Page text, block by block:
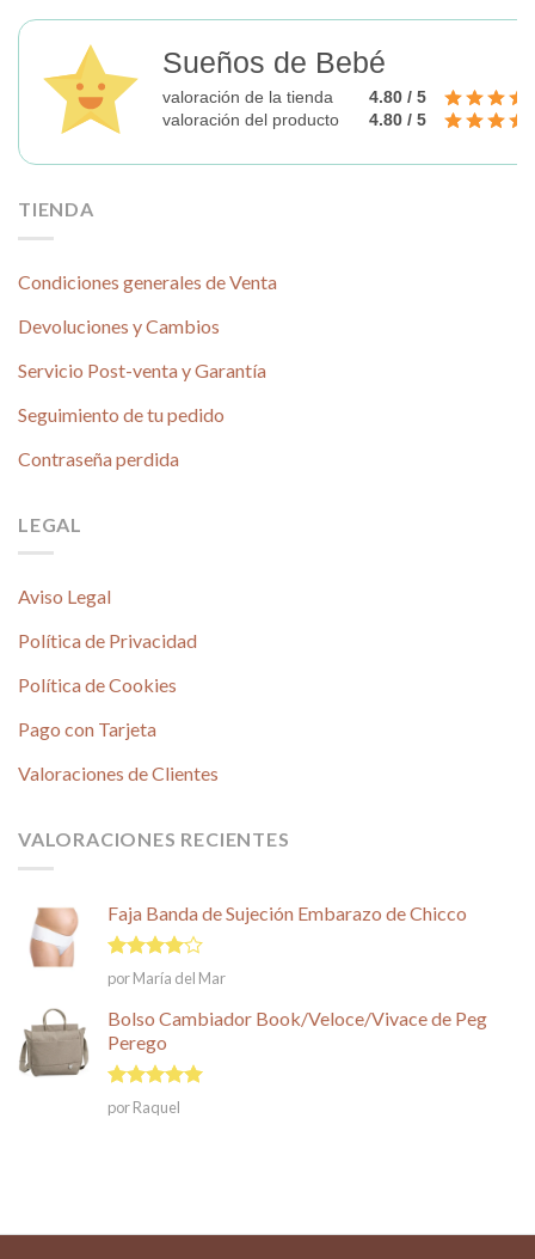
Sueños de Bebé
valoración de la tienda
4.80 / 5
valoración del producto
4.80 / 5
TIENDA
Condiciones generales de Venta
Devoluciones y Cambios
Servicio Post-venta y Garantía
Seguimiento de tu pedido
Contraseña perdida
LEGAL
Aviso Legal
Política de Privacidad
Política de Cookies
Pago con Tarjeta
Valoraciones de Clientes
VALORACIONES RECIENTES
Faja Banda de Sujeción Embarazo de Chicco
Valorado
en
5
por María del Mar
Bolso Cambiador Book/Veloce/Vivace de Peg
Perego
Valorado en
5
de 5
por Raquel